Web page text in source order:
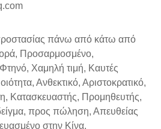
πάνω από κάτω από
Προσαρμοσμένο,
Χαμηλή τιμή, Καυτές
Ανθεκτικό, Αριστοκρατικό,
Κατασκευαστής, Προμηθευτής,
προς πώληση, Απευθείας
στην Κίνα,